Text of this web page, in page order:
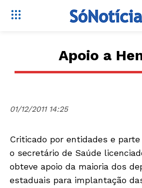
Apoio a
01/12/2011 14:25
Criticado por entidades e
o secretário de Saúde
obteve apoio da maioria dos
estaduais para implantação